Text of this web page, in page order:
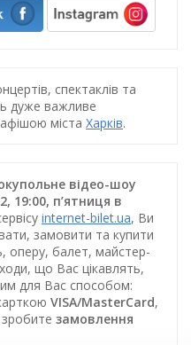
спектаклів та
дуже важливе
міста Харків.
відео-шоу
19:00, п’ятниця в
internet-bilet.ua, Ви
замовити та купити
оперу, балет, майстер-
що Вас цікавлять,
для Вас способом:
VISA/MasterCard,
замовлення